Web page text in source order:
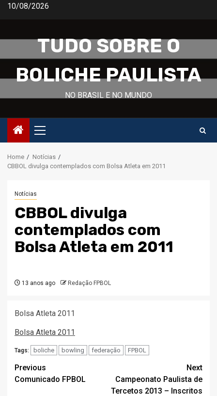
Skip10/08/2026
TUDO SOBRE O
BOLICHE PAULISTA
NO BRASIL E NO MUNDO
Primary
Menu
Home
Notícias
CBBOL divulga contemplados com Bolsa Atleta em 2011
Notícias
CBBOL divulga
contemplados com
Bolsa Atleta em 2011
13 anos ago Redação FPBOL
Bolsa Atleta 2011
Bolsa Atleta 2011
Tags: boliche bowling federação FPBOL
Post
navigation
Previous
Comunicado FPBOL
Next
Campeonato Paulista de
Tercetos 2013 – Inscritos